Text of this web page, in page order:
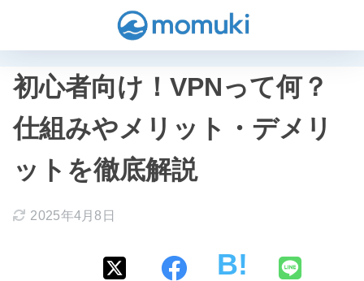
初心者向け！VPNって何？
仕組みやメリット・デメリ
ットを徹底解説
2025年4月8日